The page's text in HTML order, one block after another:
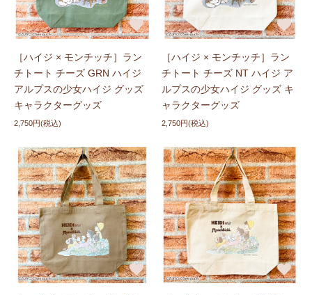
［ハイジ × モンチッチ］ラン
チトート チーズ GRN ハイジ
アルプスの少女ハイジ グッズ
キャラクターグッズ
2,750円(税込)
［ハイジ × モンチッチ］ラン
チトート チーズ NT ハイジ ア
ルプスの少女ハイジ グッズ キ
ャラクターグッズ
2,750円(税込)